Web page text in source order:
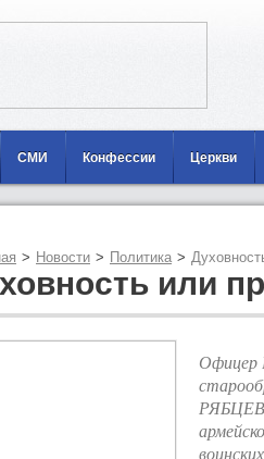
СМИ Конфессии Церкви
> Новости > Политика >
или
Офицер
РЯБЦЕВ: